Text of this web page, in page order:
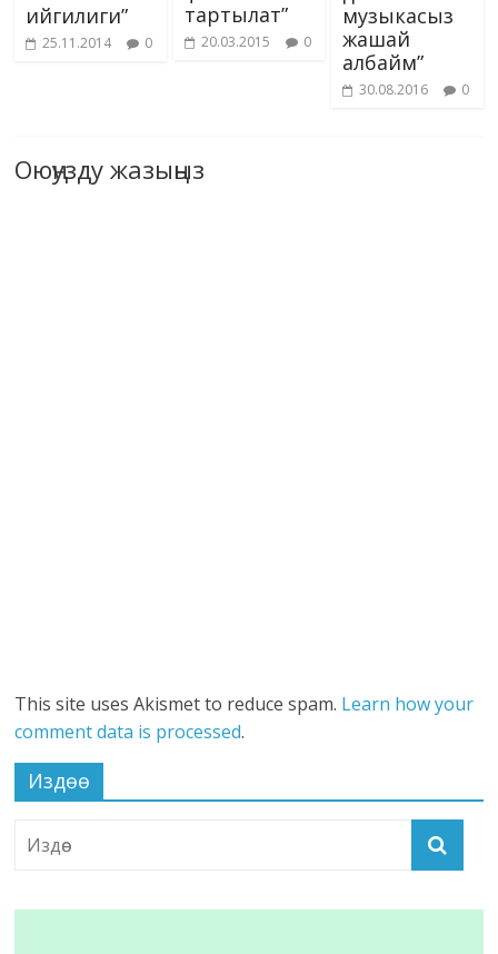
ийгилиги”
25.11.2014 0
тартылат”
20.03.2015 0
музыкасыз
жашай
албайм”
30.08.2016 0
Оюңузду жазыңыз
This site uses Akismet to reduce spam. Learn how your
comment data is processed.
Издөө